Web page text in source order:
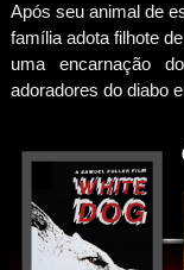
Após seu animal de
família adota filhote
uma encarnação
adoradores do diabo